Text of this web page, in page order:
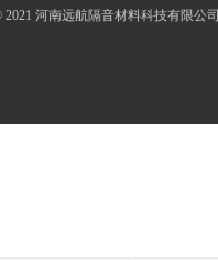
2021 河南远航隔音材料科技有限公司